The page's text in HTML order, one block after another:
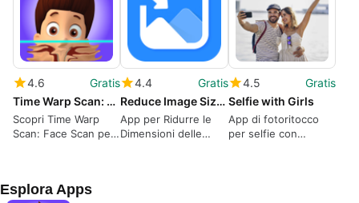
4.6
Gratis
Time Warp Scan: Face Scan
Scopri Time Warp
Scan: Face Scan per
4.4
Gratis
Reduce Image Size Compressor
App per Ridurre le
Dimensioni delle
4.5
Gratis
Selfie with Girls
App di fotoritocco
per selfie con
Esplora Apps